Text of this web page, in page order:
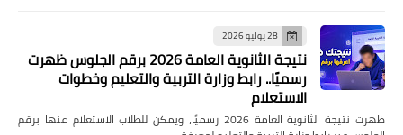
28 يوليو 2026
نتيجة الثانوية العامة 2026 برقم الجلوس ظهرت
رسميًا.. رابط وزارة التربية والتعليم وخطوات
الاستعلام
ظهرت نتيجة الثانوية العامة 2026 رسميًا، ويمكن للطلاب الاستعلام عنها برقم